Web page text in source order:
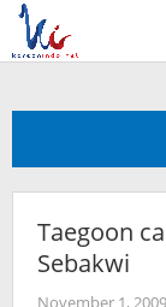
Skip
content
Taegoon
Sebakwi
November 1, 2009